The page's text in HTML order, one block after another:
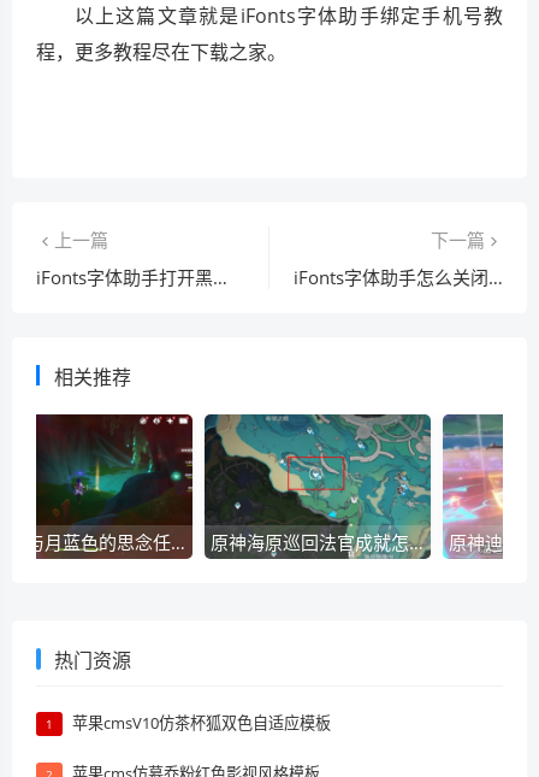
以上这篇文章就是iFonts字体助手绑定手机号教
程，更多教程尽在下载之家。
上一篇
iFonts字体助手打开黑屏怎么办？iFonts字体助手打开黑屏解决方法
下一篇
iFonts字体助手怎么关闭开机自启动？iFonts字体助手关闭开机自启动教程
相关推荐
原神心与月蓝色的思念任务如何操作？-原神心与月蓝色的思念任务玩法攻略详细介绍 原神海原巡回法官成就怎么获得？原神海原巡回法官成就攻略
热门资源
1 苹果cmsV10仿茶杯狐双色自适应模板